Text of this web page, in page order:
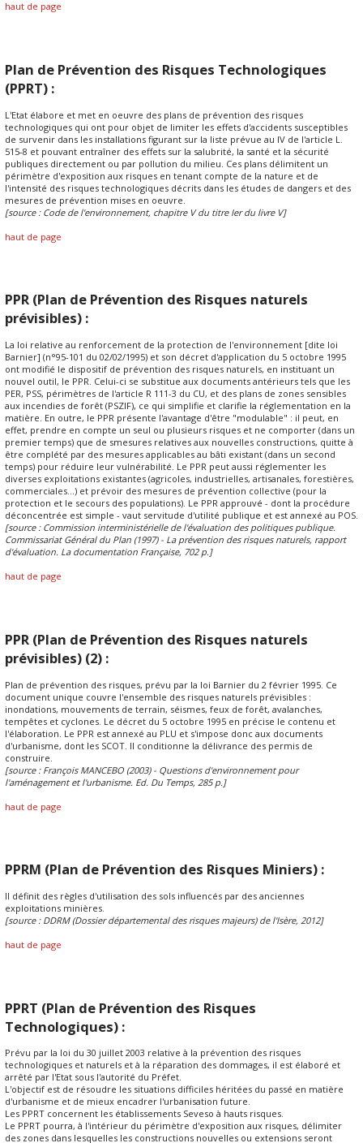
haut de page
Plan de Prévention des Risques Technologiques
(PPRT) :
L'Etat élabore et met en oeuvre des plans de prévention des risques
technologiques qui ont pour objet de limiter les effets d'accidents susceptibles
de survenir dans les installations figurant sur la liste prévue au IV de l'article L.
515-8 et pouvant entraîner des effets sur la salubrité, la santé et la sécurité
publiques directement ou par pollution du milieu. Ces plans délimitent un
périmètre d'exposition aux risques en tenant compte de la nature et de
l'intensité des risques technologiques décrits dans les études de dangers et des
mesures de prévention mises en oeuvre.
[source : Code de l'environnement, chapitre V du titre Ier du livre V]
haut de page
PPR (Plan de Prévention des Risques naturels
prévisibles) :
La loi relative au renforcement de la protection de l'environnement [dite loi
Barnier] (n°95-101 du 02/02/1995) et son décret d'application du 5 octobre 1995
ont modifié le dispositif de prévention des risques naturels, en instituant un
nouvel outil, le PPR. Celui-ci se substitue aux documents antérieurs tels que les
PER, PSS, périmètres de l'article R 111-3 du CU, et des plans de zones sensibles
aux incendies de forêt (PSZIF), ce qui simplifie et clarifie la réglementation en la
matière. En outre, le PPR présente l'avantage d'être "modulable" : il peut, en
effet, prendre en compte un seul ou plusieurs risques et ne comporter (dans un
premier temps) que de smesures relatives aux nouvelles constructions, quitte à
être complété par des mesures applicables au bâti existant (dans un second
temps) pour réduire leur vulnérabilité. Le PPR peut aussi réglementer les
diverses exploitations existantes (agricoles, industrielles, artisanales, forestières,
commerciales...) et prévoir des mesures de prévention collective (pour la
protection et le secours des populations). Le PPR approuvé - dont la procédure
déconcentrée est simple - vaut servitude d'utilité publique et est annexé au POS.
[source : Commission interministérielle de l'évaluation des politiques publique.
Commissariat Général du Plan (1997) - La prévention des risques naturels, rapport
d'évaluation. La documentation Française, 702 p.]
haut de page
PPR (Plan de Prévention des Risques naturels
prévisibles) (2) :
Plan de prévention des risques, prévu par la loi Barnier du 2 février 1995. Ce
document unique couvre l'ensemble des risques naturels prévisibles :
inondations, mouvements de terrain, séismes, feux de forêt, avalanches,
tempêtes et cyclones. Le décret du 5 octobre 1995 en précise le contenu et
l'élaboration. Le PPR est annexé au PLU et s'impose donc aux documents
d'urbanisme, dont les SCOT. Il conditionne la délivrance des permis de
construire.
[source : François MANCEBO (2003) - Questions d'environnement pour
l'aménagement et l'urbanisme. Ed. Du Temps, 285 p.]
haut de page
PPRM (Plan de Prévention des Risques Miniers) :
Il définit des règles d'utilisation des sols influencés par des anciennes
exploitations minières.
[source : DDRM (Dossier départemental des risques majeurs) de l'Isère, 2012]
haut de page
PPRT (Plan de Prévention des Risques
Technologiques) :
Prévu par la loi du 30 juillet 2003 relative à la prévention des risques
technologiques et naturels et à la réparation des dommages, il est élaboré et
arrêté par l'Etat sous l'autorité du Préfet.
L'objectif est de résoudre les situations difficiles héritées du passé en matière
d'urbanisme et de mieux encadrer l'urbanisation future.
Les PPRT concernent les établissements Seveso à hauts risques.
Le PPRT pourra, à l'intérieur du périmètre d'exposition aux risques, délimiter
des zones dans lesquelles les constructions nouvelles ou extensions seront